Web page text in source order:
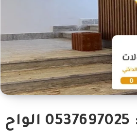
ديكورات بديل الخشب مكة ت: 0537697025 الواح